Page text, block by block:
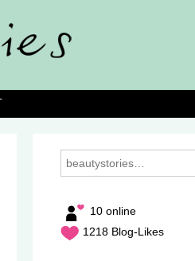
10 online
1218 Blog-Likes